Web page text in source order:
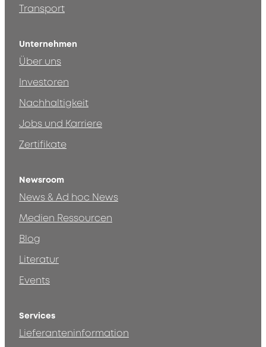
Transport
Unternehmen
Über uns
Investoren
Nachhaltigkeit
Jobs und Karriere
Zertifikate
Newsroom
News & Ad hoc News
Medien Ressourcen
Blog
Literatur
Events
Services
Lieferanteninformation